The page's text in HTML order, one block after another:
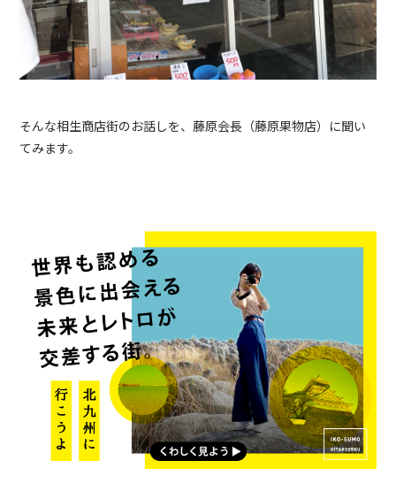
そんな相生商店街のお話しを、藤原会長（藤原果物店）に聞い
てみます。